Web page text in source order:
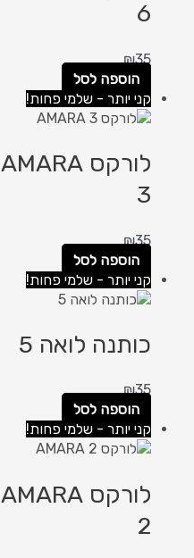
6
₪35
הוספה לסל
קני יותר - שלמי פחות!
לורקס AMARA
3
₪35
הוספה לסל
קני יותר - שלמי פחות!
כותנה לואה 5
₪35
הוספה לסל
קני יותר - שלמי פחות!
לורקס AMARA
2